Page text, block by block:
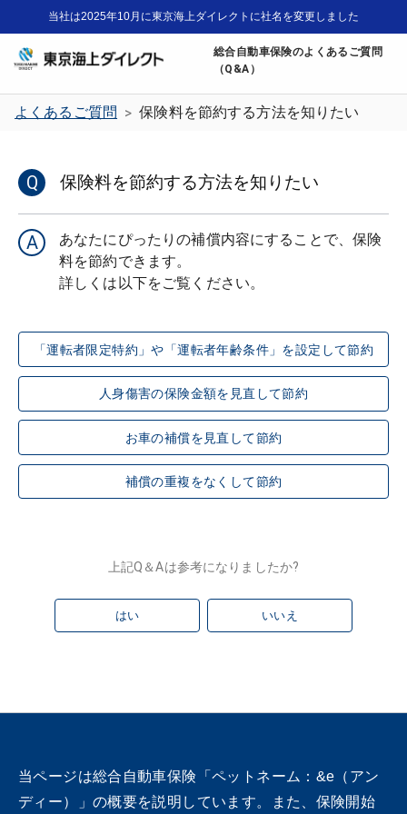
当社は2025年10月に東京海上ダイレクトに社名を変更しました
総合自動車保険のよくあるご質問
（Q&A）
よくあるご質問 > 保険料を節約する方法を知りたい
Q 保険料を節約する方法を知りたい
A
あなたにぴったりの補償内容にすることで、保険
料を節約できます。
「運転者限定特約」や「運転者年齢条件」を設定して節約
人身傷害の保険金額を見直して節約
お車の補償を見直して節約
補償の重複をなくして節約
上記Q＆Aは参考になりましたか?
はい いいえ
当ページは総合自動車保険「ペットネーム：&e（アン
ディー）」の概要を説明しています。また、保険開始